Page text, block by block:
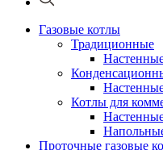
Газовые котлы
Традиционные
Котлы для
Проточные газовые